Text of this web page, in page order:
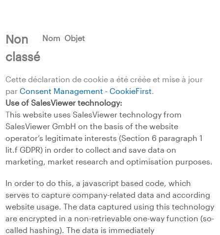
Non
classé
Nom Objet
Cette déclaration de cookie a été créée et mise à jour
parConsent Management - CookieFirst
Use of SalesViewer technology:
This website uses SalesViewer technology from
SalesViewer GmbH on the basis of the website
operator’s legitimate interests (Section 6 paragraph 1
lit.f GDPR) in order to collect and save data on
marketing, market research and optimisation purposes.
In order to do this, a javascript based code, which
serves to capture company-related data and according
website usage. The data captured using this technology
are encrypted in a non-retrievable one-way function (so-
called hashing). The data is immediately